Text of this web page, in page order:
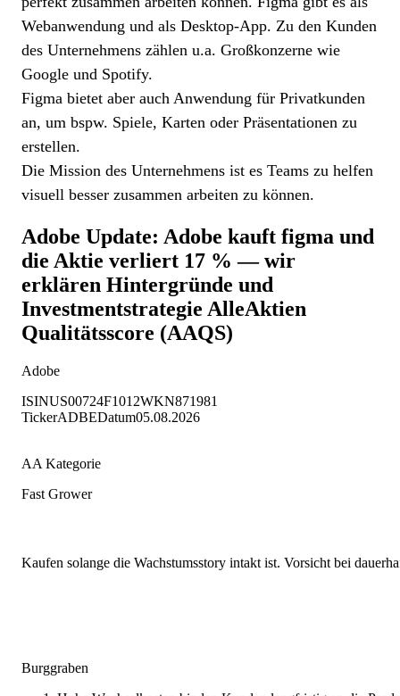
Webanwendung und als Desktop-App. Zu den Kunden
des Unternehmens zählen u.a. Großkonzerne wie
Google und Spotify.
Figma bietet aber auch Anwendung für Privatkunden
an, um bspw. Spiele, Karten oder Präsentationen zu
erstellen.
Die Mission des Unternehmens ist es Teams zu helfen
visuell besser zusammen arbeiten zu können.
Adobe Update: Adobe kauft figma und
die Aktie verliert 17 % — wir
erklären Hintergründe und
Investmentstrategie AlleAktien
Qualitätsscore (AAQS)
Adobe
ISINUS00724F1012WKN871981
TickerADBEDatum05.08.2026
AA Kategorie
Fast Grower
Kaufen solange die Wachstumsstory intakt ist. Vorsicht bei
Burggraben